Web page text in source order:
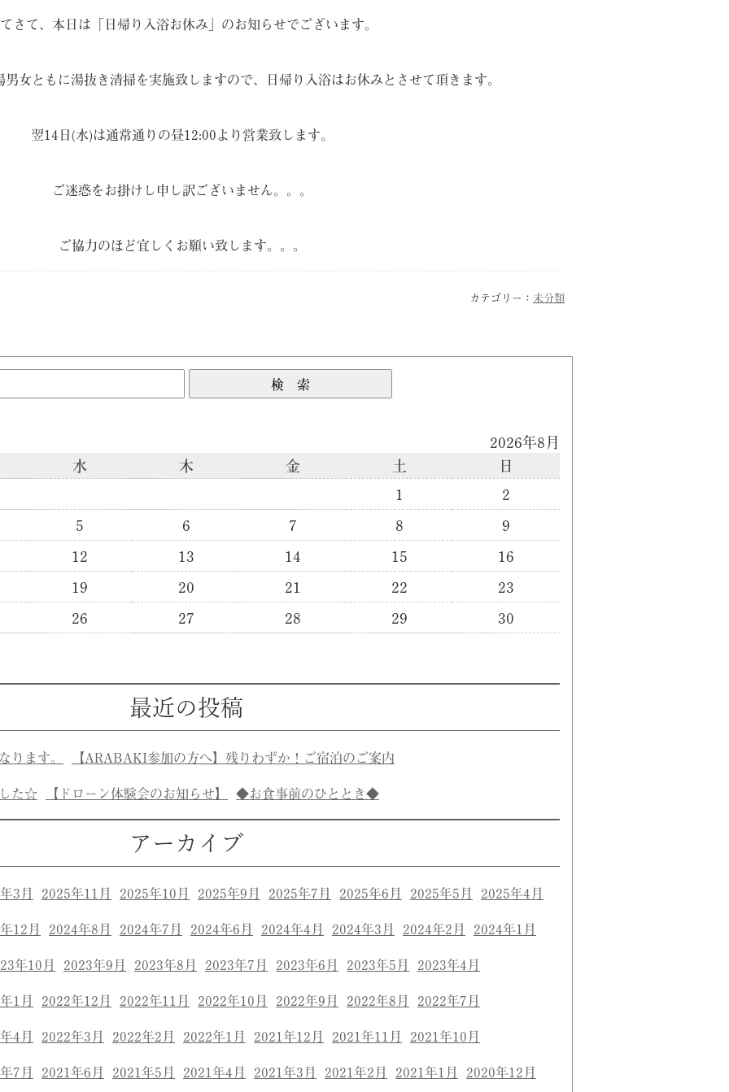
さて、本日は「日帰り入浴お休み」のお知らせでございます。
女ともに湯抜き清掃を実施致しますので、日帰り入浴はお休みとさせて頂きます。
翌14日(水)は通常通りの昼12:00より営業致します。
ご迷惑をお掛けし申し訳ございません。。。
ご協力のほど宜しくお願い致します。。。
カテゴリー： 未分類
2026年8月
水
木 金 土
日
1
2
5
6 7 8
9
12
13 14 15
16
19
20 21 22
23
26
27 28 29 30
最近の投稿
ります。
【ARABAKI参加の方へ】残りわずか！ご宿泊のご案内
た☆
【ドローン体験会のお知らせ】 ◆お食事前のひととき◆
アーカイブ
3月 2025年11月 2025年10月 2025年9月 2025年7月 2025年6月 2025年5月 2025年4月
12月 2024年8月 2024年7月 2024年6月 2024年4月 2024年3月 2024年2月 2024年1月
年10月 2023年9月 2023年8月 2023年7月 2023年6月 2023年5月 2023年4月
1月 2022年12月 2022年11月 2022年10月 2022年9月 2022年8月 2022年7月
4月 2022年3月 2022年2月 2022年1月 2021年12月 2021年11月 2021年10月
7月 2021年6月 2021年5月 2021年4月 2021年3月 2021年2月 2021年1月 2020年12月